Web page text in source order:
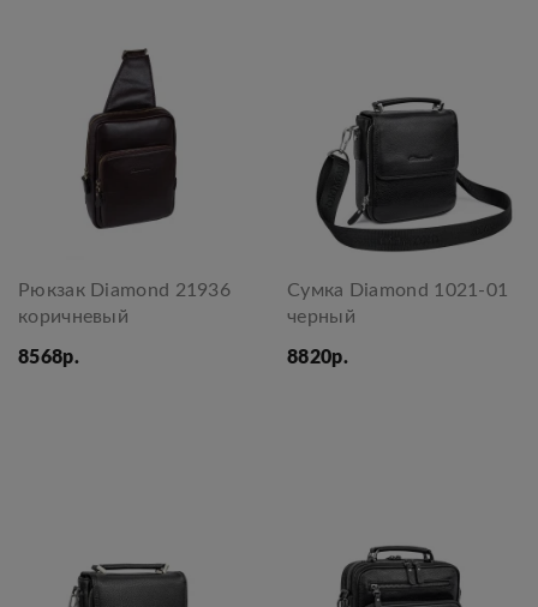
Рюкзак Diamond 21936
коричневый
8568р.
Сумка Diamond 1021-01
черный
8820р.